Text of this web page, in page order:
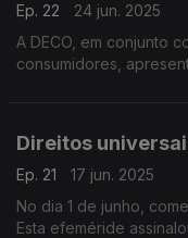
Ep. 22
24 jun. 2025
A DECO, em conjunto
consumidores,
Direitos
Ep. 21
17 jun. 2025
No dia 1 de junho, comemorou-se o Dia Mundial da Criança.
Esta efeméride